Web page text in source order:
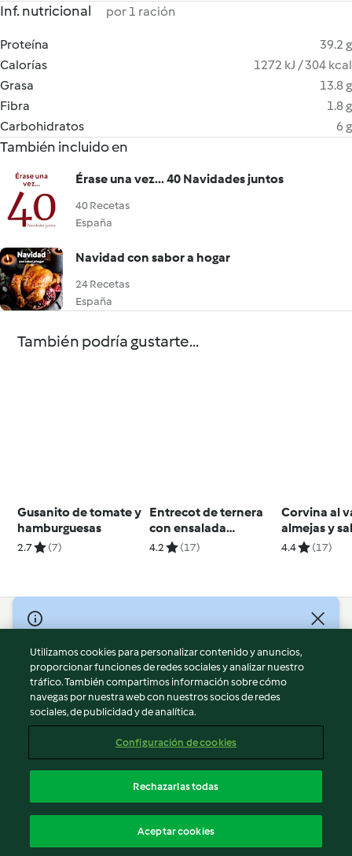
Inf. nutricional por 1 ración
Proteína
39.2 g
Calorías
1272 kJ / 304 kcal
Grasa
13.8 g
Fibra
1.8 g
Carbohidratos
6 g
También incluido en
Érase una vez... 40 Navidades juntos
40 Recetas
España
Navidad con sabor a hogar
24 Recetas
España
También podría gustarte...
Gusanito de tomate y
hamburguesas
2.7 (7)
Entrecot de ternera
con ensalada
campera
4.2 (17)
Corvina al
almejas y
almendra
4.4 (17)
© Copyright 2026
Términos de uso
Política de privacidad
Aviso legal
Información legal
Reportar contenido
Declaración de accesibilidad
Utilizamos cookies para personalizar contenido y anuncios,
proporcionar funciones de redes sociales y analizar nuestro
tráfico. También compartimos información sobre cómo
navegas por nuestra web con nuestros socios de redes
sociales, de publicidad y de analítica.
Configuración de cookies
Rechazarlas todas
Aceptar cookies